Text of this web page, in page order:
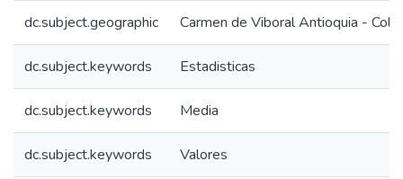
dc.subject.geographic Carmen de Viboral Antioquia -
dc.subject.keywords Estadisticas
dc.subject.keywords Media
dc.subject.keywords Valores